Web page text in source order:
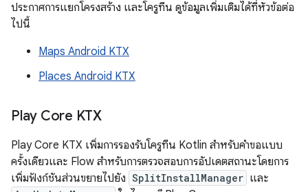
ประกาศการแยกโครงสร้าง และโครูทีน ดูข้อมูลเพิ่มเติมได้ที่หัวข้อต่อ
ไปนี้
Maps Android KTX
Places Android KTX
Play Core KTX
Play Core KTX เพิ่มการรองรับโครูทีน Kotlin สำหรับคำขอแบบ
ครั้งเดียวและ Flow สำหรับการตรวจสอบการอัปเดตสถานะโดยการ
เพิ่มฟังก์ชันส่วนขยายไปยัง SplitInstallManager และ